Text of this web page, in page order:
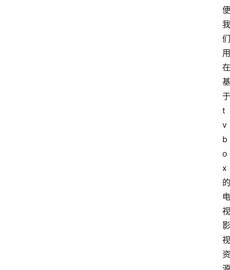
便
我
们
用
在
基
于
t
v
b
o
x
的
电
视
影
视
资